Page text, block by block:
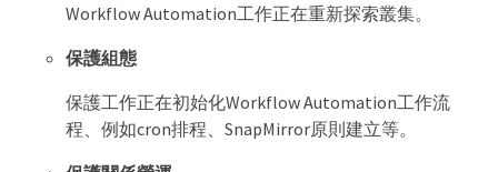
Workflow Automation工作正在重新探索叢集。
保護組態
保護工作正在初始化Workflow Automation工作流
程、例如cron排程、SnapMirror原則建立等。